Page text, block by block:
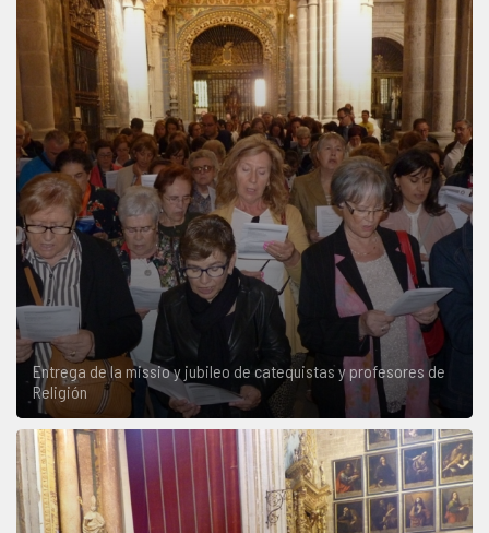
Entrega de la missio y jubileo de catequistas y profesores de
Religión